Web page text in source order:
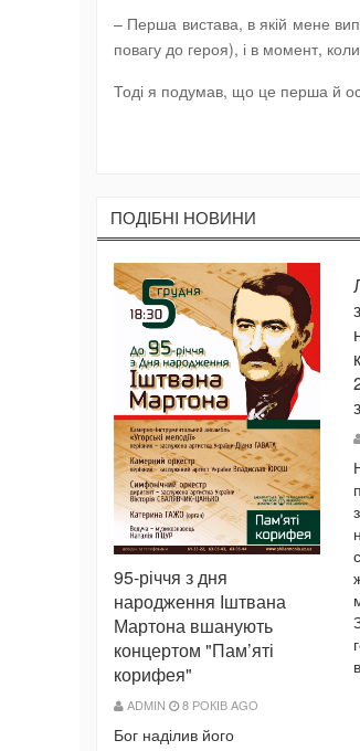
– Перша вистава, в якій мене
повагу до героя), і в момент,
Тоді я подумав, що це перша й
ПОДIБНI НОВИНИ
95-річчя з дня
народження Іштвана
Мартона вшанують
концертом "Пам’яті
корифея"
ADMIN 8 РОКІВ AGO
Бог наділив його